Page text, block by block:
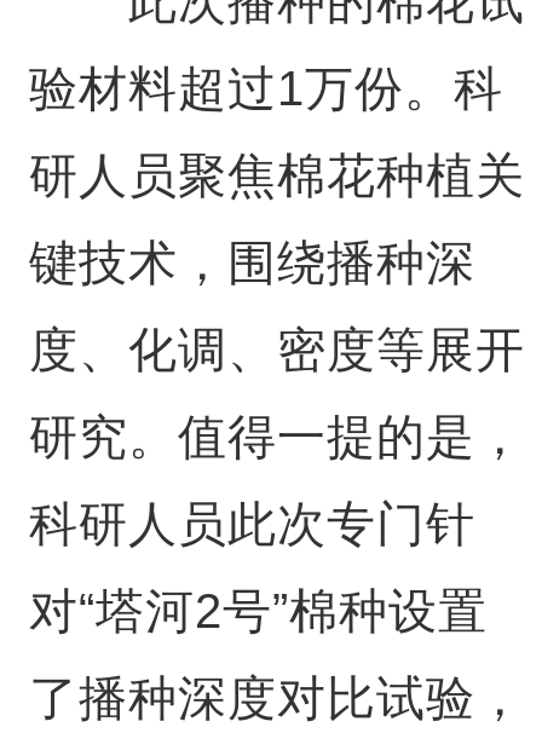
验材料超过1万份。科
研人员聚焦棉花种植关
键技术，围绕播种深
度、化调、密度等展开
研究。值得一提的是，
科研人员此次专门针
对“塔河2号”棉种设置
了播种深度对比试验，